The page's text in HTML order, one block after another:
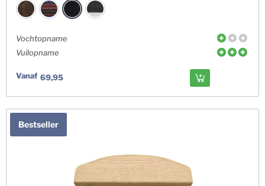
Vochtopname
Vuilopname
Vanaf 69,95
Bestseller